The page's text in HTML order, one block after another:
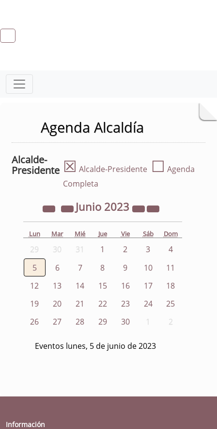
Agenda Alcaldía
Alcalde-
Presidente ☒ Alcalde-Presidente ☐ Agenda
Completa
Junio 2023
Lun Mar Mié Jue Vie Sáb Dom
29 30 31 1 2 3
4
5
6 7 8 9 10
11
12
13 14 15 16 17
18
19
20 21 22 23 24
25
26
27 28 29 30 1 2
Eventos lunes, 5 de junio de 2023
Información